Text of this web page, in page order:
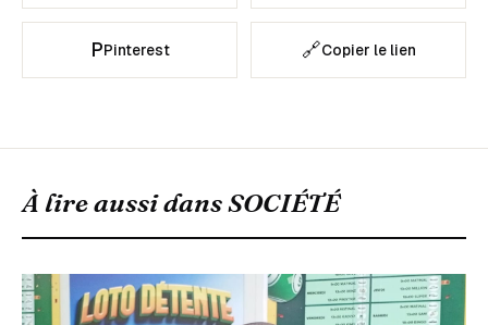
PPinterest 🔗Copier le lien
À lire aussi dansSOCIÉTÉ